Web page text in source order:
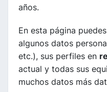
años.
En esta página
algunos datos
etc.), sus perfiles en
actual y todas sus
muchos datos más